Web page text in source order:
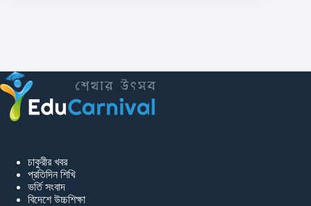
চাকুরীর খবর
প্রতিদিন শিখি
ভর্তি সংবাদ
বিদেশে উচ্চশিক্ষা